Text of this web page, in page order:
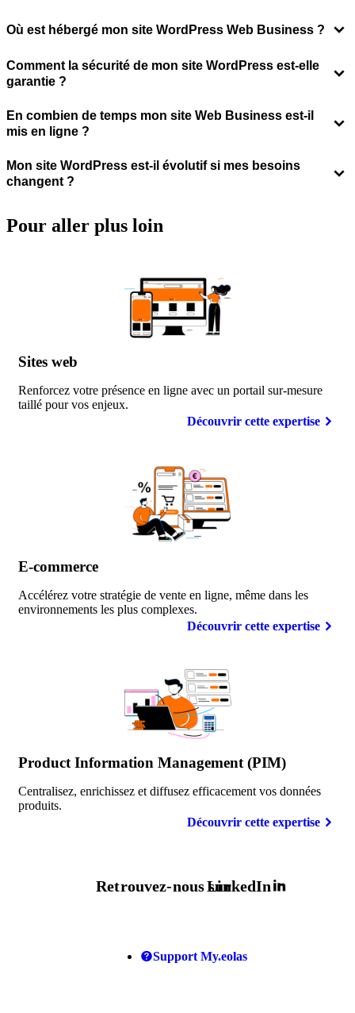
Où est hébergé mon site WordPress Web Business ?
Comment la sécurité de mon site WordPress est-elle
garantie ?
En combien de temps mon site Web Business est-il
mis en ligne ?
Mon site WordPress est-il évolutif si mes besoins
changent ?
Pour aller plus loin
Sites web
Renforcez votre présence en ligne avec un portail sur-mesure
taillé pour vos enjeux.
Découvrir cette expertise
E-commerce
Accélérez votre stratégie de vente en ligne, même dans les
environnements les plus complexes.
Découvrir cette expertise
Product Information Management (PIM)
Centralisez, enrichissez et diffusez efficacement vos données
produits.
Découvrir cette expertise
Retrouvez-nous surLinkedIn
Support My.eolas